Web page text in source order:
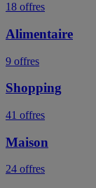
18 offres
Alimentaire
9 offres
Shopping
41 offres
Maison
24 offres